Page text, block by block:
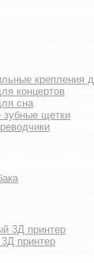
крепления
концертов
сна
зубные щетки
3Д принтер
принтер